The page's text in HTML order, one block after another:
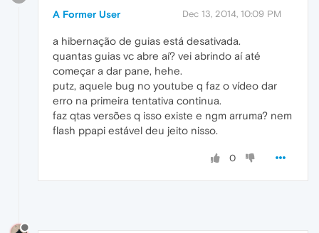
A Former User Dec 13, 2014, 10:09 PM
a hibernação de guias está desativada.
quantas guias vc abre aí? vei abrindo aí até
começar a dar pane, hehe.
putz, aquele bug no youtube q faz o vídeo dar
erro na primeira tentativa continua.
faz qtas versões q isso existe e ngm arruma? nem
flash ppapi estável deu jeito nisso.
0